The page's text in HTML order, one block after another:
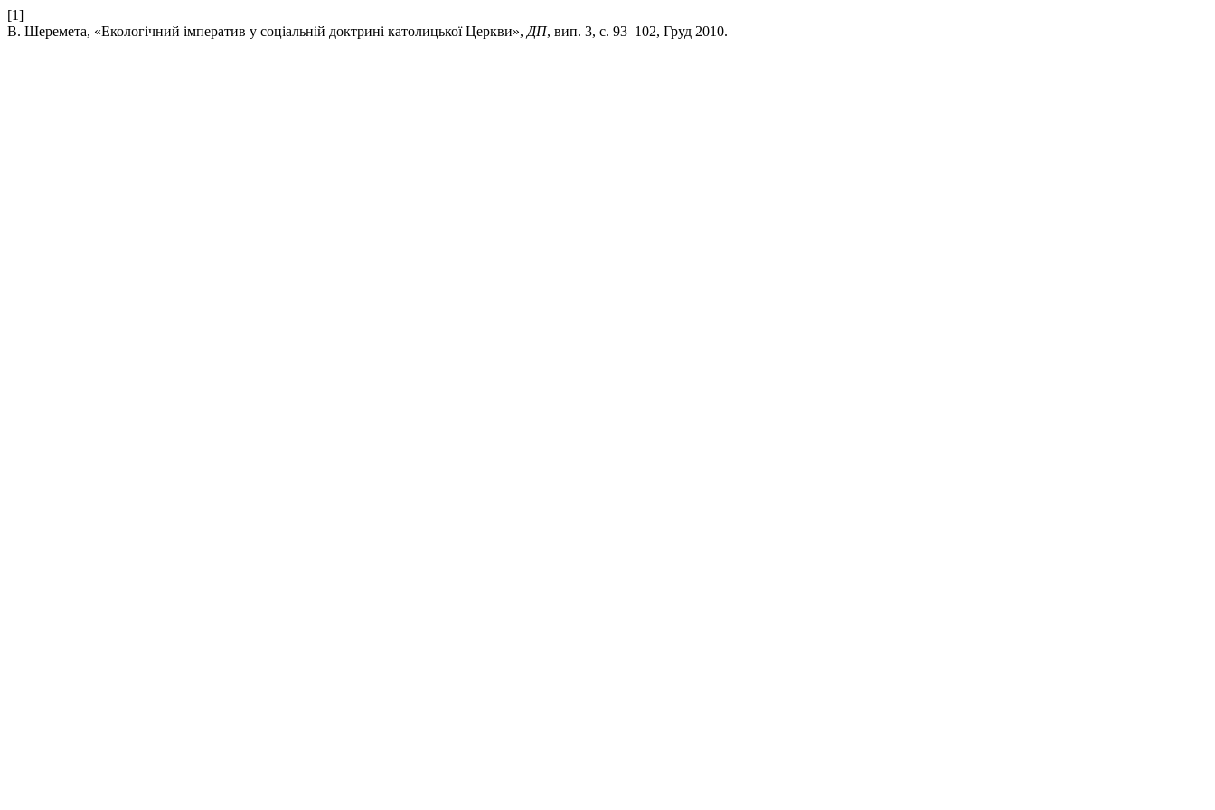
[1]
В. Шеремета, «Екологічний імператив у соціальній доктрині католицької Церкви», ДП, вип. 3, с. 93–102, Груд 2010.